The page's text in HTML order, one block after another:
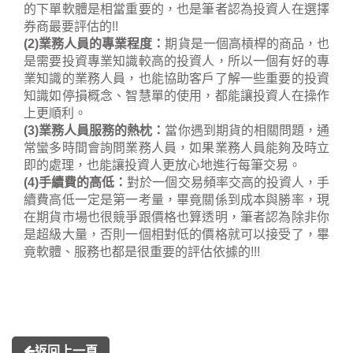
的下單軟體是相當重要的，也是筆者認為投資人在選擇
券商最要評估的!!
(2)業務人員的專業程度：期貨是一個高槓桿的商品，也
是需要投資專業知識較高的投資人，所以一個有好的專
業知識的業務人員，也能協助客戶了解一些重要的投資
知識如停損概念、智慧單的使用，都能讓投資人在操作
上更順利。
(3)業務人員服務的熱枕： 當你遇到期貨的相關問題，通
常蠻多時間會詢問業務人員，如果業務人員能夠及時立
即的處理，也能讓投資人更放心地進行每筆交易。
(4)手續費的高低：對於一個交易頻率交高的投資人，手
續費高低一定是第一考量，畢竟關係到成本與勝率，現
在期貨市場也很競爭跟價格也算透明，筆者認為除非你
是超級大量，否則一個相對低的價格就可以接受了，畢
竟軟體、服務也都是很重要的評估依據的!!!